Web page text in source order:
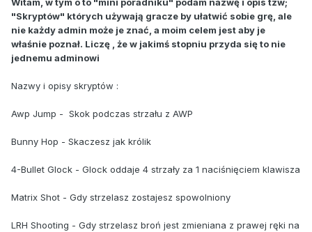
Witam, w tym o to "mini poradniku" podam nazwę i opis tzw;
"Skryptów" których używają gracze by ułatwić sobie grę, ale
nie każdy admin może je znać, a moim celem jest aby je
właśnie poznał. Liczę , że w jakimś stopniu przyda się to nie
jednemu adminowi
Nazwy i opisy skryptów :
Awp Jump - Skok podczas strzału z AWP
Bunny Hop - Skaczesz jak królik
4-Bullet Glock - Glock oddaje 4 strzały za 1 naciśnięciem klawisza
Matrix Shot - Gdy strzelasz zostajesz spowolniony
LRH Shooting - Gdy strzelasz broń jest zmieniana z prawej ręki na